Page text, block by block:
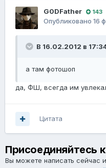
G0DFathеr 143
Опубликовано 16
В 16.02.2012 в
а там фотошоп
да, ФШ, всегда им
Цитата
Присоединяйтесь
Вы можете написать сейчас